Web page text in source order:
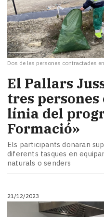
Dos de les persones contractades
El Pallars
tres persones
línia del
Formació»
Els participants donaran
diferents tasques en
naturals o senders
21/12/2023